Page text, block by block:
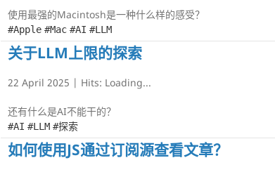
使用最强的Macintosh是一种什么样的感受？
#Apple #Mac #AI #LLM
关于LLM上限的探索
22 April 2025 | Hits: Loading...
还有什么是AI不能干的？
#AI #LLM #探索
如何使用JS通过订阅源查看文章？